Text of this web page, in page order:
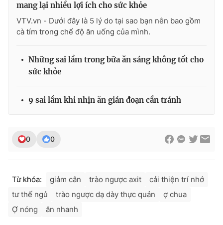
mang lại nhiều lợi ích cho sức khỏe
VTV.vn - Dưới đây là 5 lý do tại sao bạn nên bao gồm
cà tím trong chế độ ăn uống của mình.
Những sai lầm trong bữa ăn sáng không tốt cho
sức khỏe
9 sai lầm khi nhịn ăn gián đoạn cần tránh
0 0
Từ khóa: giảm cân trào ngược axit
cải thiện trí nhớ
tư thế ngủ
trào ngược dạ dày thực quản
ợ chua
Ợ nóng
ăn nhanh